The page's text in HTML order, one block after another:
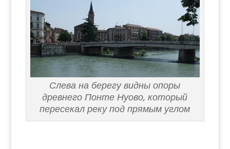
Слева на берегу видны опоры
древнего Понте Нуово, который
пересекал реку под прямым углом